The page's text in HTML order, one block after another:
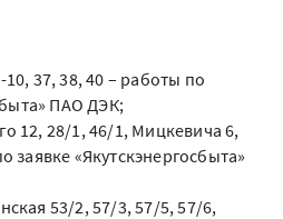
37, 38, 40 – работы по
ПАО ДЭК;
12, 28/1, 46/1, Мицкевича 6,
заявке «Якутскэнергосбыта»
53/2, 57/3, 57/5, 57/6,